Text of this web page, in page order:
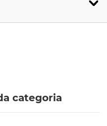
categoria